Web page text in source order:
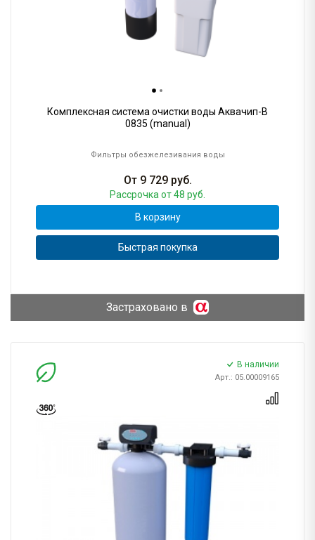
Комплексная система очистки воды Аквачип-B
0835 (manual)
Фильтры обезжелезивания воды
От 9 729руб.
Рассрочка от 48 руб.
В корзину
Быстрая покупка
Застраховано в
В наличии
Арт.: 05.00009165